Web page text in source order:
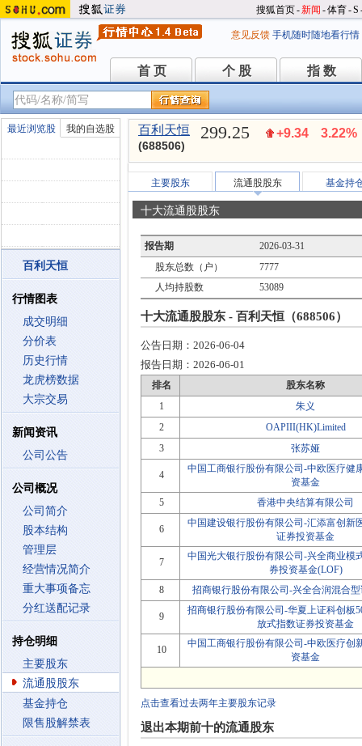
搜狐首页-新闻 -体育-S
意见反馈 手机随时随地看行情
首 页
首 页 个 股
个 股 指 数
指 数
最近浏览股 我的自选股
百利天恒
行情图表
成交明细
分价表
历史行情
龙虎榜数据
大宗交易
新闻资讯
公司公告
公司概况
公司简介
股本结构
管理层
经营情况简介
重大事项备忘
分红送配记录
持仓明细
主要股东
流通股股东
基金持仓
限售股解禁表
百利天恒
(688506)
299.25 +9.34 3.22%
主要股东 流通股股东 基金持
十大流通股股东
报告期
2026-03-31
股东总数（户）
7777
人均持股数
53089
十大流通股股东 - 百利天恒（688506）
公告日期： 2026-06-04
报告日期： 2026-06-01
排名
股东名称
1
朱义
2
OAPIII(HK)Limited
3
张苏娅
4
中国工商银行股份有限公司-中欧医疗健
资基金
5
香港中央结算有限公司
6
中国建设银行股份有限公司-汇添富创新
证券投资基金
7
中国光大银行股份有限公司-兴全商业模
券投资基金(LOF)
8
招商银行股份有限公司-兴全合润混合
9
招商银行股份有限公司-华夏上证科创板
放式指数证券投资基金
10
中国工商银行股份有限公司-中欧医疗创
资基金
点击查看过去两年主要股东记录
退出本期前十的流通股东